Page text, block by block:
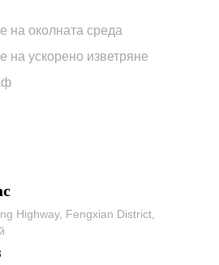
на околната среда
на ускорено изветряне
Highway, Fengxian District,